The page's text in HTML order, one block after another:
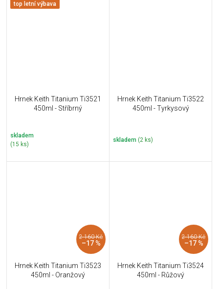
top letní výbava
Hrnek Keith Titanium Ti3521
450ml - Stříbrný
skladem
(15 ks)
Hrnek Keith Titanium Ti3522
450ml - Tyrkysový
skladem (2 ks)
2 160 Kč
–17 %
Hrnek Keith Titanium Ti3523
450ml - Oranžový
2 160 Kč
–17 %
Hrnek Keith Titanium Ti3524
450ml - Růžový